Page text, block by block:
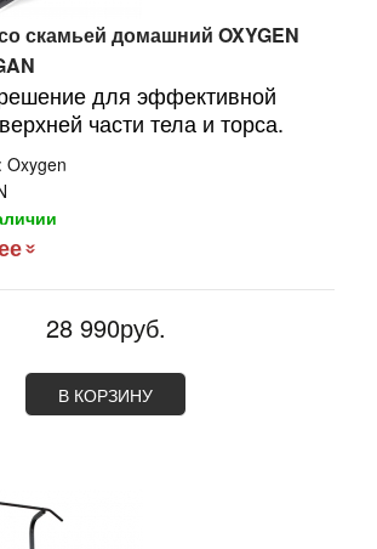
скамьей домашний OXYGEN
для эффективной
части тела и торса.
Oxygen
28 990руб.
В КОРЗИНУ